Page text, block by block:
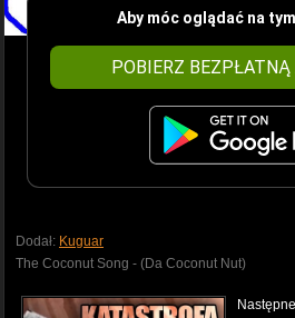
Aby móc oglądać na
POBIERZ
Dodał: Kuguar
The Coconut Song - (Da Coconut Nut)